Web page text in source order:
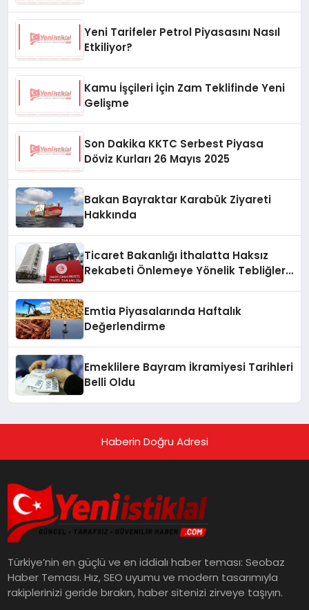
Yeni Tarifeler Petrol Piyasasını Nasıl
Etkiliyor?
Kamu İşçileri İçin Zam Teklifinde Yeni
Gelişme
Son Dakika KKTC Serbest Piyasa
Döviz Kurları 26 Mayıs 2025
Bakan Bayraktar Karabük Ziyareti
Hakkında
Ticaret Bakanlığı İthalatta Haksız
Rekabeti Önlemeye Yönelik Tebliğleri
Emtia Piyasalarında Haftalık
Değerlendirme
Emeklilere Bayram İkramiyesi Tarihleri
Belli Oldu
Haberin Doğru Adresi
Türkiye’nin en güçlü ve en iddialı haber teması: Seobaz
Haber Teması. Hız, SEO uyumu ve modern tasarımıyla
rakiplerinizi geride bırakın, haber sitenizi zirveye taşıyın.